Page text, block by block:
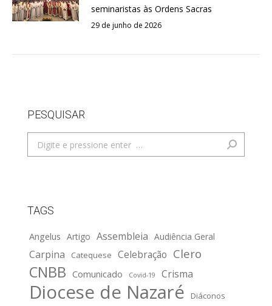
seminaristas às Ordens Sacras
29 de junho de 2026
PESQUISAR
Search:
TAGS
Angelus Artigo Assembleia Audiência Geral
Carpina Catequese Celebração Clero
CNBB Comunicado Covid-19 Crisma
Diocese de Nazaré
Diáconos